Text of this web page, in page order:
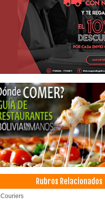
Rubros Relacionados
Couriers